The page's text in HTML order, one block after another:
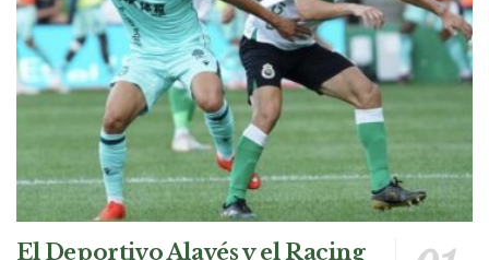
El Deportivo Alavés y el Racing